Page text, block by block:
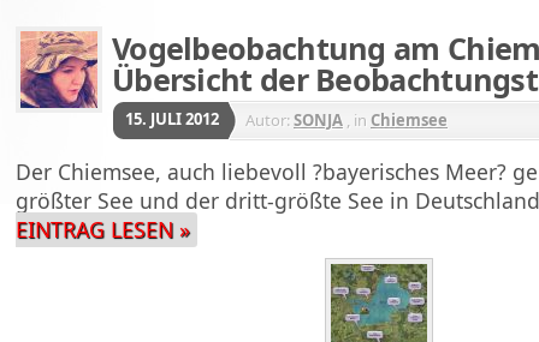
Vogelbeobachtung am
Übersicht der
15. JULI 2012 Autor:SONJA , in Chiemsee
Der Chiemsee, auch liebevoll ?bayerisches Meer?
größter See und der dritt-größte See in
EINTRAG LESEN »